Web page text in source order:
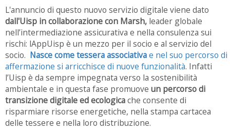
L'annuncio di questo nuovo servizio digitale viene dato
dall'Uisp in collaborazione con Marsh, leader globale
nell’intermediazione assicurativa e nella consulenza sui
rischi: lAppUisp è un mezzo per il socio e al servizio del
socio. Nasce come tessera associativae nel suo percorso di
affermazione si arricchisce di nuove funzionalità. Infatti
l’Uisp è da sempre impegnata verso la sostenibilità
ambientale e in questa fase promuove un percorso di
transizione digitale ed ecologicache consente di
risparmiare risorse energetiche, nella stampa cartacea
delle tessere e nella loro distribuzione.